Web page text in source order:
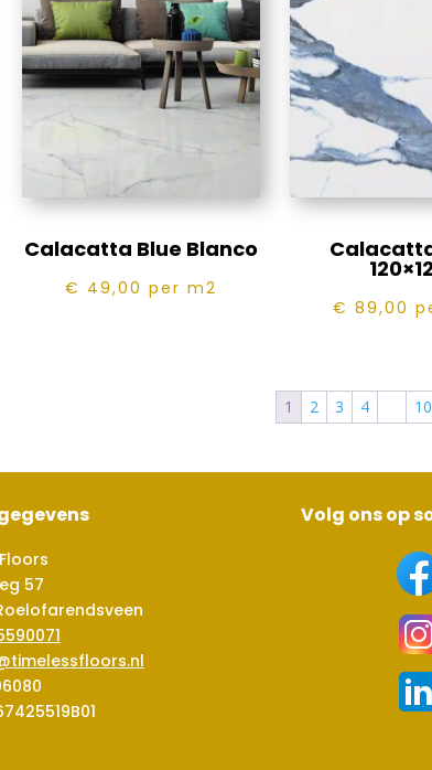
Calacatta Blue Blanco
€ 49,00 per m2
€ 89,00
1 2 3 4 10
57
Volg ons op